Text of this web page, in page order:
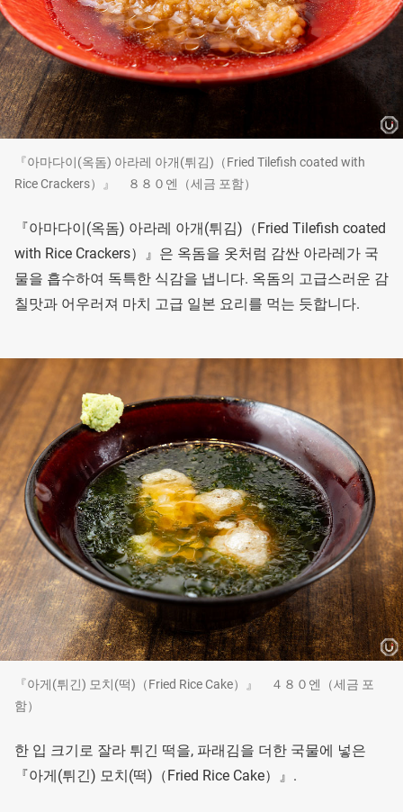
『아마다이(옥돔) 아라레 아개(튀김)（Fried Tilefish coated with
Rice Crackers）』 ８８０엔（세금 포함）
『아마다이(옥돔) 아라레 아개(튀김)（Fried Tilefish coated
with Rice Crackers）』은 옥돔을 옷처럼 감싼 아라레가 국
물을 흡수하여 독특한 식감을 냅니다. 옥돔의 고급스러운 감
칠맛과 어우러져 마치 고급 일본 요리를 먹는 듯합니다.
『아게(튀긴) 모치(떡)（Fried Rice Cake）』 ４８０엔（세금 포
함）
한 입 크기로 잘라 튀긴 떡을, 파래김을 더한 국물에 넣은
『아게(튀긴) 모치(떡)（Fried Rice Cake）』.